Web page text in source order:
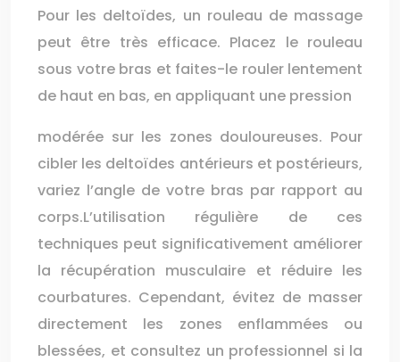
Pour les deltoïdes, un rouleau de massage
peut être très efficace. Placez le rouleau
sous votre bras et faites-le rouler lentement
de haut en bas, en appliquant une pression
modérée sur les zones douloureuses. Pour
cibler les deltoïdes antérieurs et postérieurs,
variez l’angle de votre bras par rapport au
corps.L’utilisation régulière de ces
techniques peut significativement améliorer
la récupération musculaire et réduire les
courbatures. Cependant, évitez de masser
directement les zones enflammées ou
blessées, et consultez un professionnel si la